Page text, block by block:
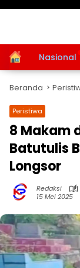
HomeNasional
Beranda
Peristiwa
8 Makam
Batutulis
Longsor
Redaksi
15 Mei 2025